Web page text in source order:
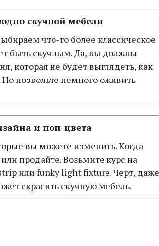
скучной мебели
что-то более классическое
быть скучным. Да, вы должны
которая не будет выглядеть, как
позвольте немного оживить
и поп-цвета
вы можете изменить. Когда
продайте. Возьмите курс на
или funky light fixture. Черт, даже
скрасить скучную мебель.